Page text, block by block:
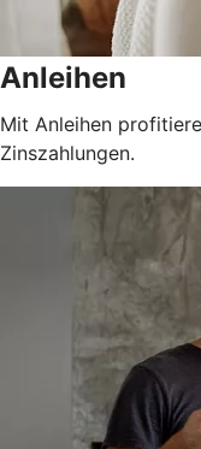
Anleihen
Mit Anleihen
Zinszahlungen.